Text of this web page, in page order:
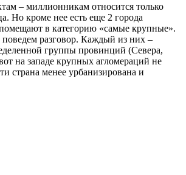
– миллионникам относится только
Но кроме нее есть еще 2 города
в категорию «самые крупные».
разговор. Каждый из них –
группы провинций (Севера,
на западе крупных агломераций не
страна менее урбанизирована и